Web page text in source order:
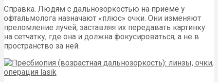
Справка. Людям с дальнозоркостью на приеме у
офтальмолога назначают «плюс» очки. Они изменяют
преломление лучей, заставляя их передавать картинку
на сетчатку, где она и должна фокусироваться, а не в
пространство за ней.